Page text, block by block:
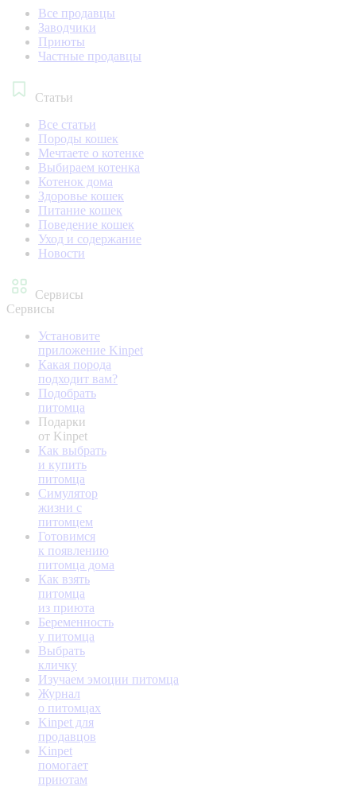
Все продавцы
Заводчики
Приюты
Частные продавцы
Статьи
Все статьи
Породы кошек
Мечтаете о котенке
Выбираем котенка
Котенок дома
Здоровье кошек
Питание кошек
Поведение кошек
Уход и содержание
Новости
Сервисы
Сервисы
Установите
приложение Kinpet
Какая порода
подходит вам?
Подобрать
питомца
Подарки
от Kinpet
Как выбрать
и купить
питомца
Симулятор
жизни с
питомцем
Готовимся
к появлению
питомца дома
Как взять
питомца
из приюта
Беременность
у питомца
Выбрать
кличку
Изучаем эмоции питомца
Журнал
о питомцах
Kinpet для
продавцов
Kinpet
помогает
приютам